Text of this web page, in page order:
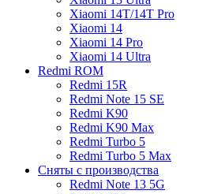
Xiaomi 14T/14T Pro
Xiaomi 14
Xiaomi 14 Pro
Xiaomi 14 Ultra
Redmi ROM
Redmi 15R
Redmi Note 15 SE
Redmi K90
Redmi K90 Max
Redmi Turbo 5
Redmi Turbo 5 Max
Сняты с производства
Redmi Note 13 5G